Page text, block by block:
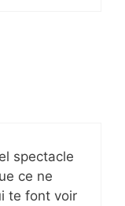
spectacle
ce ne
te font voir